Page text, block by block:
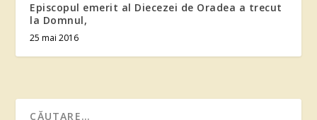
Episcopul emerit al Diecezei de Oradea a trecut
la Domnul,
25 mai 2016